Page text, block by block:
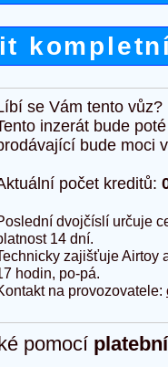
se Vám tento
inzerát bude
bude moci
počet kreditů:
dvojčíslí určuje
14 dní.
zajišťuje Airtoy
hodin, po-pá.
na provozovatele:
pomocí